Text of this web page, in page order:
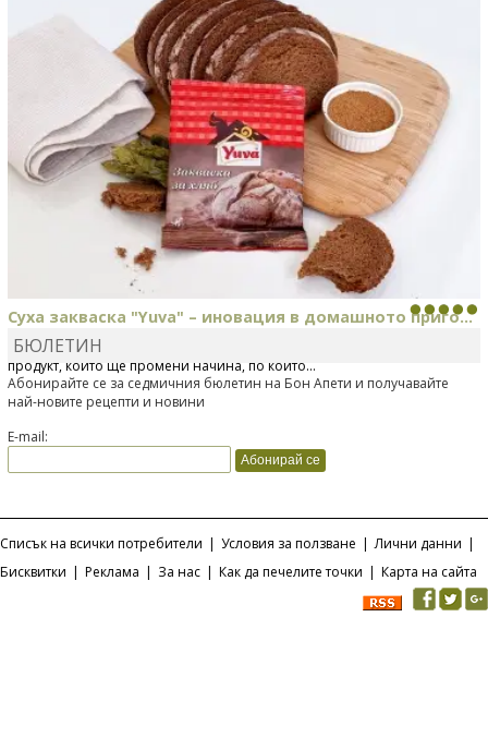
Суха закваска "Yuva" – иновация в домашното приго...
Отскоро Лесафр България стартира предлагането на изцяло нов
продукт, който ще промени начина, по който...
БЮЛЕТИН
Абонирайте се за седмичния бюлетин на Бон Апети и получавайте
най-новите рецепти и новини
E-mail:
Списък на всички потребители | Условия за ползване | Лични данни |
Бисквитки | Реклама | За нас | Как да печелите точки | Карта на сайта